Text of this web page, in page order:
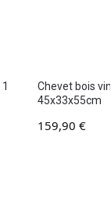
Chevet bois
45x33x55cm
159,90 €